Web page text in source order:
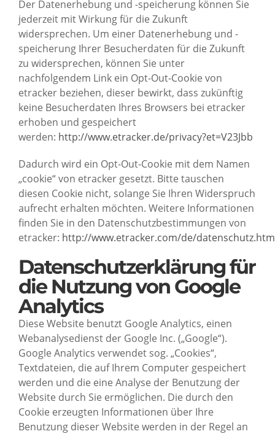
Der Datenerhebung und -speicherung können Sie
jederzeit mit Wirkung für die Zukunft
widersprechen. Um einer Datenerhebung und -
speicherung Ihrer Besucherdaten für die Zukunft
zu widersprechen, können Sie unter
nachfolgendem Link ein Opt-Out-Cookie von
etracker beziehen, dieser bewirkt, dass zukünftig
keine Besucherdaten Ihres Browsers bei etracker
erhoben und gespeichert
werden: http://www.etracker.de/privacy?et=V23Jbb
Dadurch wird ein Opt-Out-Cookie mit dem Namen
„cookie“ von etracker gesetzt. Bitte tauschen
diesen Cookie nicht, solange Sie Ihren Widerspruch
aufrecht erhalten möchten. Weitere Informationen
finden Sie in den Datenschutzbestimmungen von
etracker: http://www.etracker.com/de/
Datenschutzerklärung für
die Nutzung von Google
Analytics
Diese Website benutzt Google Analytics, einen
Webanalysedienst der Google Inc. („Google“).
Google Analytics verwendet sog. „Cookies“,
Textdateien, die auf Ihrem Computer gespeichert
werden und die eine Analyse der Benutzung der
Website durch Sie ermöglichen. Die durch den
Cookie erzeugten Informationen über Ihre
Benutzung dieser Website werden in der Regel an